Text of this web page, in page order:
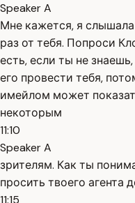
Speaker A
Мне кажется, я
раз от тебя. Попроси
есть, если ты не
его провести тебя,
имейлом может
некоторым
11:10
Speaker A
зрителям. Как ты
просить твоего агента
11:15